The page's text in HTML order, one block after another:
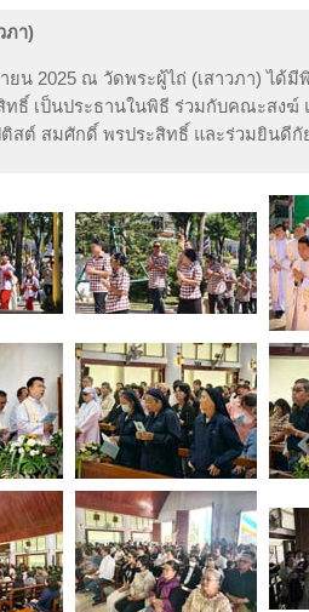
ภา)
ยน 2025 ณ วัดพระผู้ไถ่ (เสาวภา) ไ
ธิ์ เป็นประธานในพิธี ร่วมกับคณะสงฆ์
ต์ สมศักดิ์ พรประสิทธิ์ และร่วมยินดีกั